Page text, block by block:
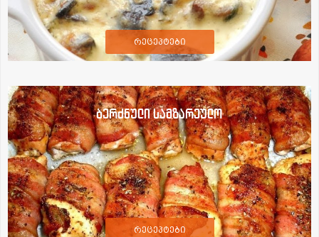
რეცეპტები
ბერძნული სამზარეულო
რეცეპტები